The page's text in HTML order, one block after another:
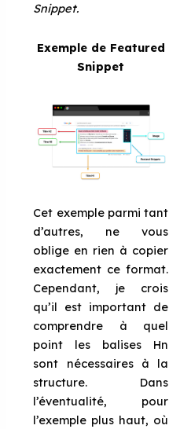
Snippet.
Exemple de Featured
Snippet
Cet exemple parmi tant
d’autres, ne vous
oblige en rien à copier
exactement ce format.
Cependant, je crois
qu’il est important de
comprendre à quel
point les balises Hn
sont nécessaires à la
structure. Dans
l’éventualité, pour
l’exemple plus haut, où